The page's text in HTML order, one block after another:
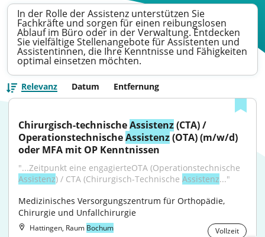
In der Rolle der Assistenz unterstützen Sie
Fachkräfte und sorgen für einen reibungslosen
Ablauf im Büro oder in der Verwaltung. Entdecken
Sie vielfältige Stellenangebote für Assistenten und
Assistentinnen, die Ihre Kenntnisse und Fähigkeiten
optimal einsetzen möchten.
Relevanz Datum Entfernung
Chirurgisch-technische Assistenz (CTA) /
Operationstechnische Assistenz (OTA) (m/w/d)
oder MFA mit OP Kenntnissen
Assistenz) / CTA (Chirurgisch-Technische Assistenz..."
Medizinisches Versorgungszentrum für Orthopädie,
Chirurgie und Unfallchirurgie
Hattingen, Raum Bochum Vollzeit